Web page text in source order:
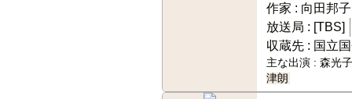
作家 : 向田邦子
放送局 : [TBS]
収蔵先 : 国立
主な出演 : 森光
津朗